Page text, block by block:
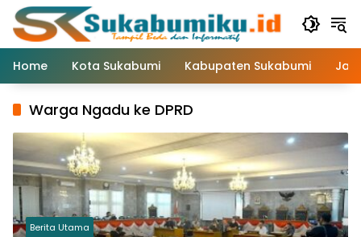
Langsung
konten
Home
Kota Sukabumi Kabupaten Sukabumi
Warga Ngadu ke DPRD
Berita Utama